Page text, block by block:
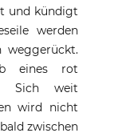
und kündigt
werden
weggerückt.
eines rot
Sich weit
wird nicht
zwischen